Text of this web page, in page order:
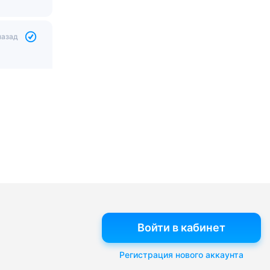
Войти в кабинет
Регистрация нового аккаунта